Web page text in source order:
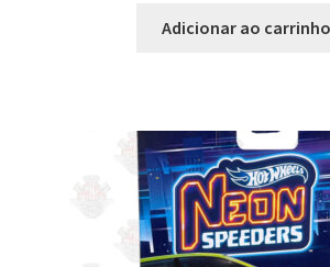
Adicionar ao carrinho